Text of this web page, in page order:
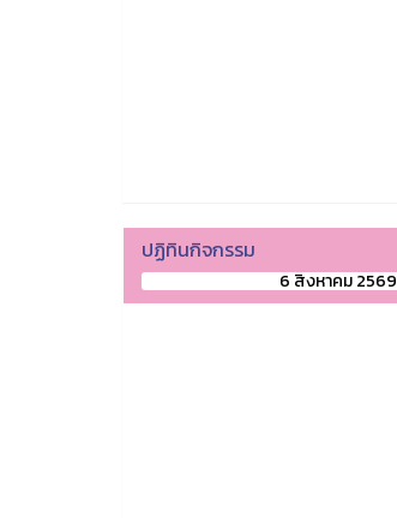
ปฏิทินกิจกรรม
6 สิงหาคม 2569